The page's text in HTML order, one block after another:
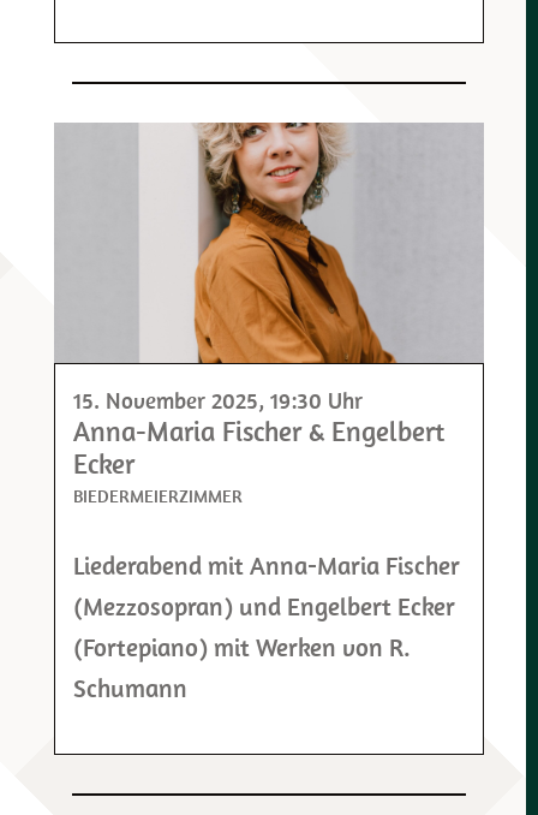
15. November 2025, 19:30 Uhr
Anna-Maria Fischer & Engelbert
Ecker
BIEDERMEIERZIMMER
Liederabend mit Anna-Maria Fischer
(Mezzosopran) und Engelbert Ecker
(Fortepiano) mit Werken von R.
Schumann